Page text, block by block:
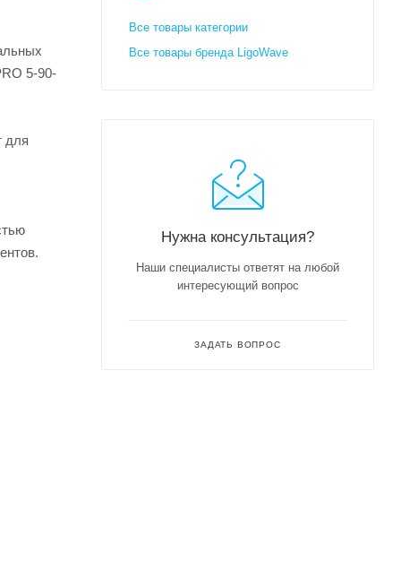
5-90-
для
Все товары категории
Все товары бренда LigoWave
Нужна консультация?
Наши специалисты ответят на любой
интересующий вопрос
ЗАДАТЬ ВОПРОС